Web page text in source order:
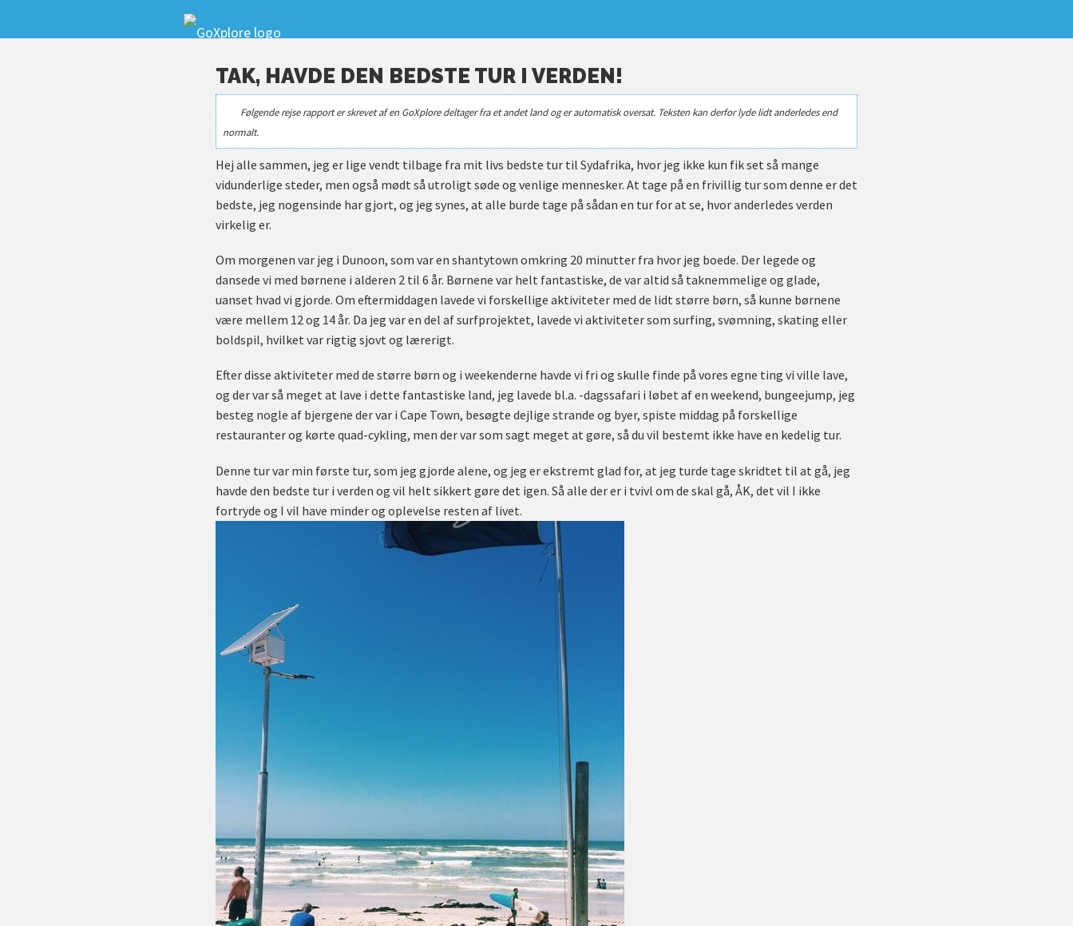
TAK, HAVDE DEN BEDSTE TUR I VERDEN!
Følgende rejse rapport er skrevet af en GoXplore deltager fra et andet land og er automatisk oversat. Teksten kan derfor lyde lidt anderledes end
normalt.
Hej alle sammen, jeg er lige vendt tilbage fra mit livs bedste tur til Sydafrika, hvor jeg ikke kun fik set så mange
vidunderlige steder, men også mødt så utroligt søde og venlige mennesker. At tage på en frivillig tur som denne er det
bedste, jeg nogensinde har gjort, og jeg synes, at alle burde tage på sådan en tur for at se, hvor anderledes verden
virkelig er.
Om morgenen var jeg i Dunoon, som var en shantytown omkring 20 minutter fra hvor jeg boede. Der legede og
dansede vi med børnene i alderen 2 til 6 år. Børnene var helt fantastiske, de var altid så taknemmelige og glade,
uanset hvad vi gjorde. Om eftermiddagen lavede vi forskellige aktiviteter med de lidt større børn, så kunne børnene
være mellem 12 og 14 år. Da jeg var en del af surfprojektet, lavede vi aktiviteter som surfing, svømning, skating eller
boldspil, hvilket var rigtig sjovt og lærerigt.
Efter disse aktiviteter med de større børn og i weekenderne havde vi fri og skulle finde på vores egne ting vi ville lave,
og der var så meget at lave i dette fantastiske land, jeg lavede bl.a. -dagssafari i løbet af en weekend, bungeejump, jeg
besteg nogle af bjergene der var i Cape Town, besøgte dejlige strande og byer, spiste middag på forskellige
restauranter og kørte quad-cykling, men der var som sagt meget at gøre, så du vil bestemt ikke have en kedelig tur.
Denne tur var min første tur, som jeg gjorde alene, og jeg er ekstremt glad for, at jeg turde tage skridtet til at gå, jeg
havde den bedste tur i verden og vil helt sikkert gøre det igen. Så alle der er i tvivl om de skal gå, ÅK, det vil I ikke
fortryde og I vil have minder og oplevelse resten af livet.